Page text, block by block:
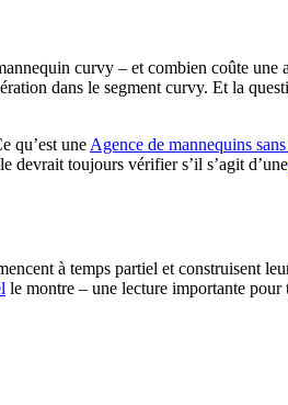
curvy – et combien coûte une
dans le segment curvy. Et la
qu’est une Agence de mannequins
devrait toujours vérifier s’il s’agit d’une
à temps partiel et construisent
le montre – une lecture importante